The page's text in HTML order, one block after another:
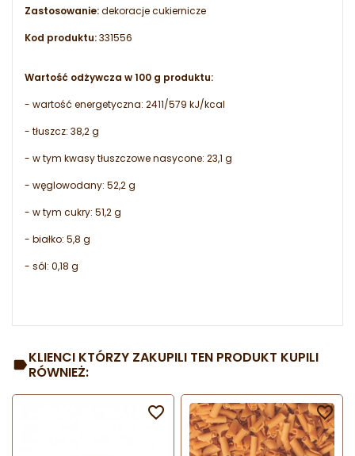
Zastosowanie:dekoracje cukiernicze
Kod produktu:331556
Wartość odżywcza w 100 g produktu:
- wartość energetyczna: 2411/579 kJ/kcal
- tłuszcz: 38,2 g
- w tym kwasy tłuszczowe nasycone: 23,1 g
- węglowodany: 52,2 g
- w tym cukry: 51,2 g
- białko: 5,8 g
- sól: 0,18 g
KLIENCI KTÓRZY ZAKUPILI TEN PRODUKT KUPILI
RÓWNIEŻ:
 